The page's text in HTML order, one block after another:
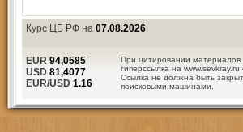
Курс ЦБ РФ на 07.08.2026
При цитировании материалов
гиперссылка на www.sevkray.ru
Ссылка не должна быть
поисковыми машинами.
EUR 94,0585
USD 81,4077
EUR/USD 1.16